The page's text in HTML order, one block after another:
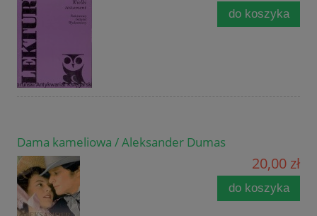
do koszyka
Dama kameliowa / Aleksander Dumas
20,00 zł
do koszyka